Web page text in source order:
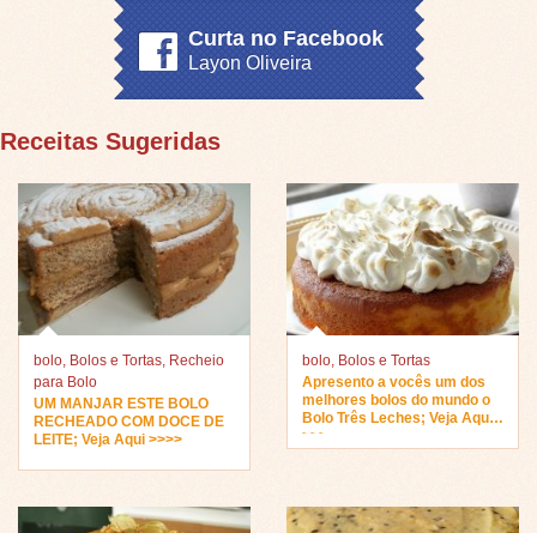
Curta no Facebook
Layon Oliveira
Receitas Sugeridas
bolo, Bolos e Tortas, Recheio
para Bolo
UM MANJAR ESTE BOLO
RECHEADO COM DOCE DE
LEITE; Veja Aqui >>>>
bolo, Bolos e Tortas
Apresento a vocês um dos
melhores bolos do mundo o
Bolo Três Leches; Veja Aqui
>>>